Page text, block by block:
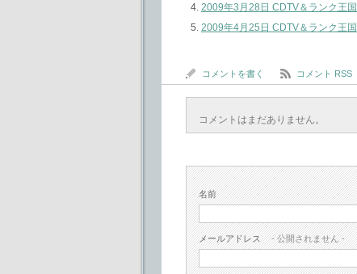
2009年3月28日 CDTV＆ランク王国
2009年4月25日 CDTV＆ランク王国
コメントを書く コメント RSS
コメントはまだありません。
名前
メールアドレス - 公開されません -